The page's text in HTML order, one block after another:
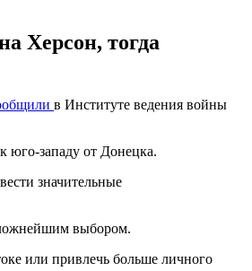
Херсон, тогда
в Институте ведения войны
юго-западу от Донецка.
значительные
выбором.
или привлечь больше личного